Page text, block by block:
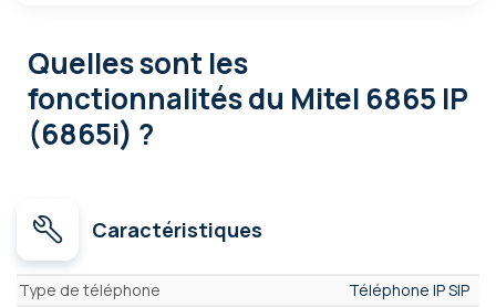
Quelles sont les
fonctionnalitésdu Mitel 6865 IP
(6865i) ?
Caractéristiques
Caractéristiques
Type de téléphone
Téléphone IP SIP